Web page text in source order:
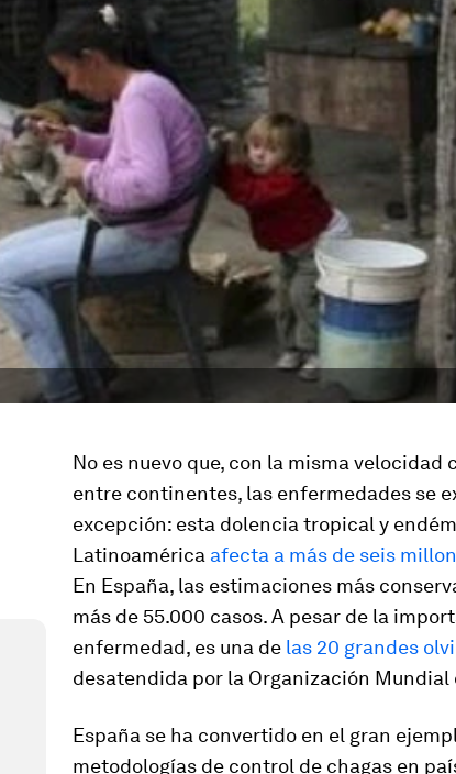
No es nuevo que, con la misma
entre continentes, las enfermedades se
excepción: esta dolencia tropical y
Latinoamérica afecta a más de seis
En España, las estimaciones más
más de 55.000 casos. A pesar de la
enfermedad, es una de las 20 grandes
desatendida por la Organización Mundial
España se ha convertido en el gran
metodologías de control de chagas en